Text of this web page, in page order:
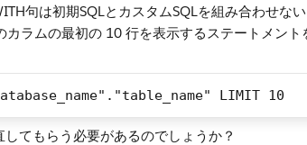
句は初期SQLとカスタムSQLを組み合わせな
カラムの最初の 10 行を表示するステートメン
LIMIT 10
てもらう必要があるのでしょうか？